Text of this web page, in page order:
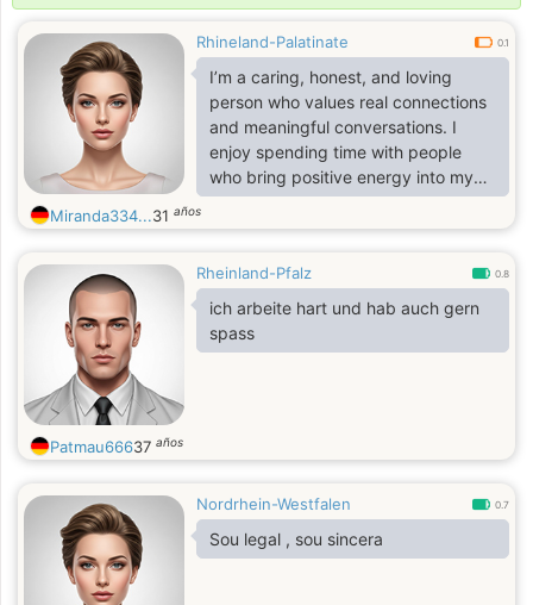
Rhineland-Palatinate 0.1
I’m a caring, honest, and loving
person who values real connections
and meaningful conversations. I
enjoy spending time with people
who bring positive energy into my
life. I’m hardworking, supportive,
and romantic at heart. I love
creating beautiful memories with the
right person. I believe trust, respect,
and communication are the
foundation of every strong
Miranda334...31 años
Rheinland-Pfalz 0.8
ich arbeite hart und hab auch gern
spass
Patmau66637 años
Nordrhein-Westfalen 0.7
Sou legal , sou sincera